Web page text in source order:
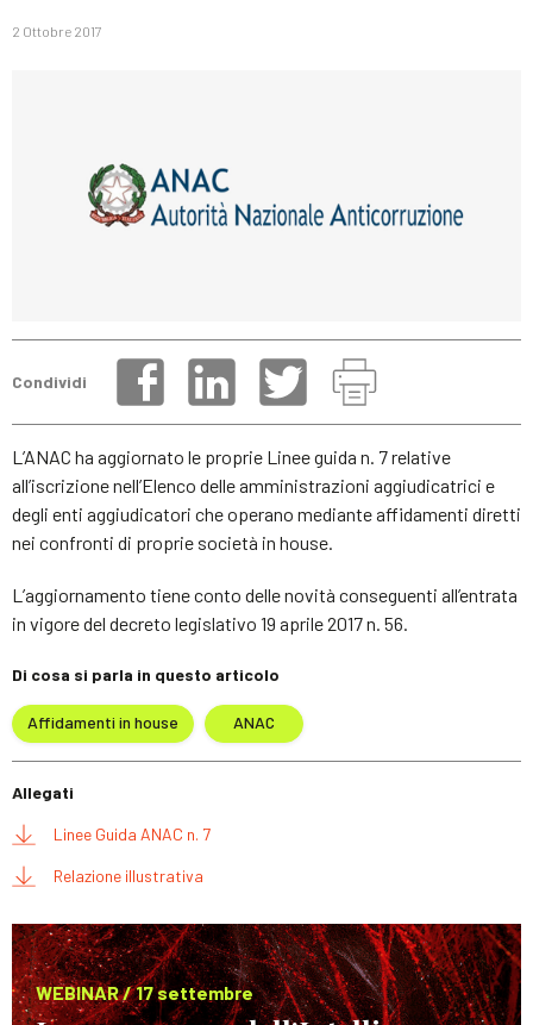
2 Ottobre 2017
Condividi
L’ANAC ha aggiornato le proprie Linee guida n. 7 relative
all’iscrizione nell’Elenco delle amministrazioni aggiudicatrici e
degli enti aggiudicatori che operano mediante affidamenti diretti
nei confronti di proprie società in house.
L’aggiornamento tiene conto delle novità conseguenti all’entrata
in vigore del decreto legislativo 19 aprile 2017 n. 56.
Di cosa si parla in questo articolo
Affidamenti in house ANAC
Allegati
Linee Guida ANAC n. 7
Relazione illustrativa
WEBINAR / 17 settembre